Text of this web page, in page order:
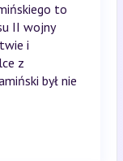
to
II wojny
i
z
był nie